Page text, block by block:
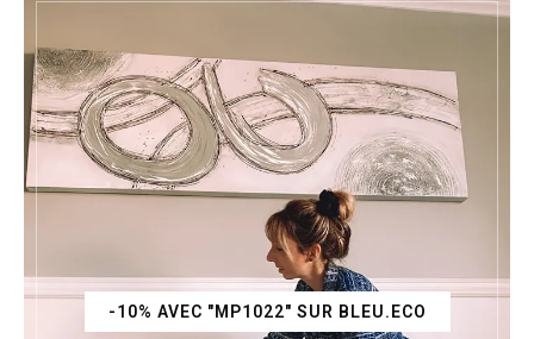
-10% AVEC "MP1022" SUR BLEU.ECO